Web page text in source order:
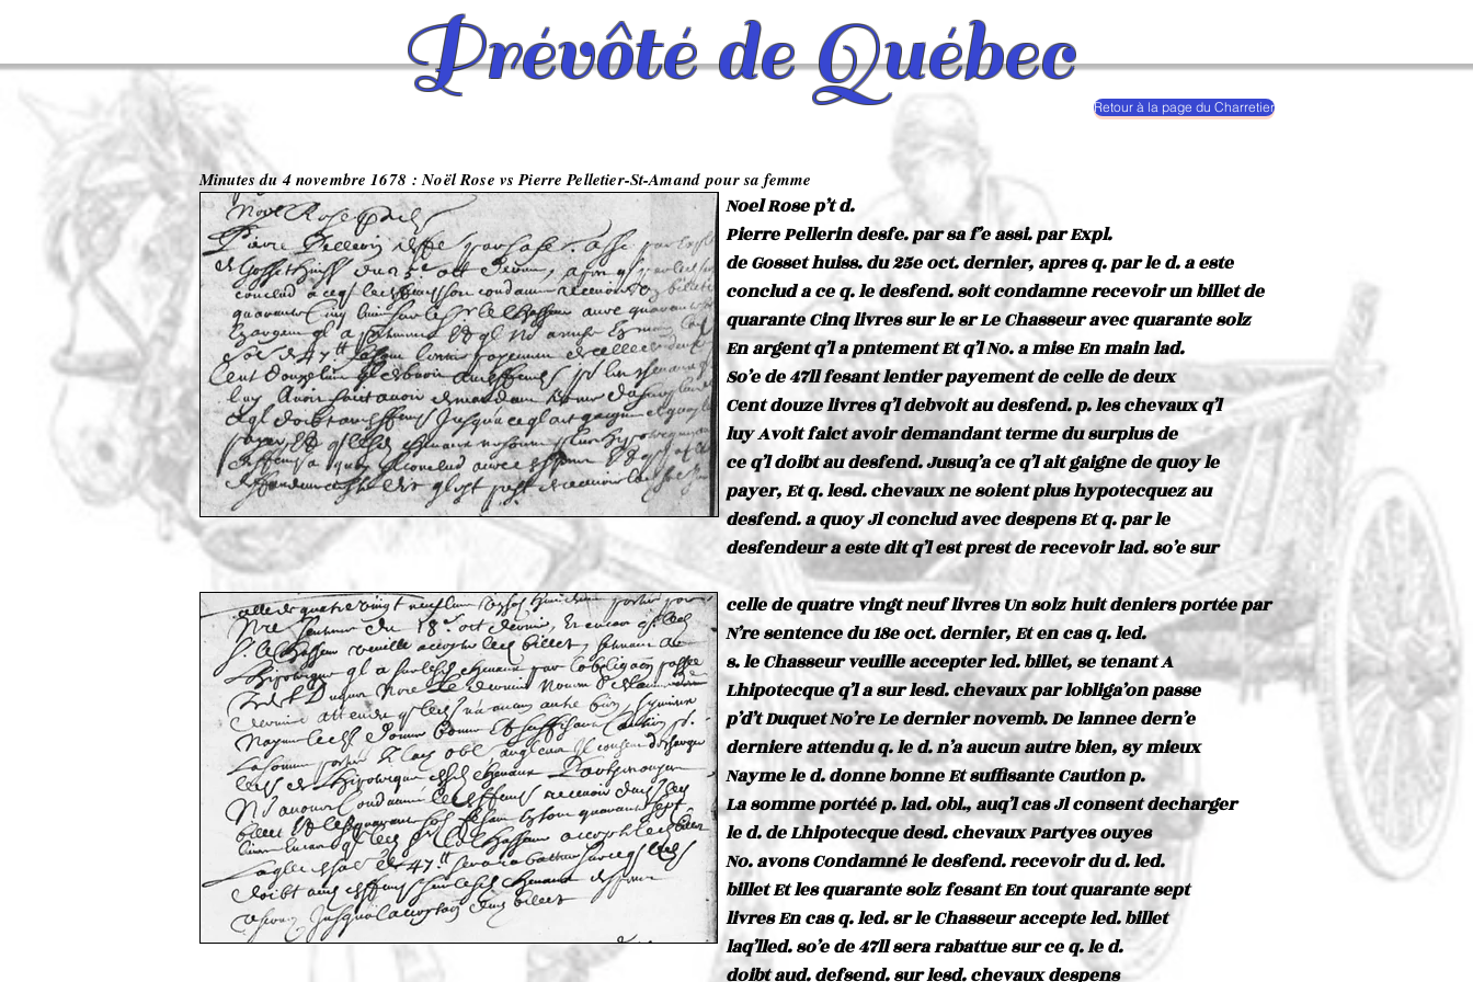
Prévôté de Québec
Retour à la page du Charretier
Minutes du 4 novembre 1678 : Noël Rose vs Pierre Pelletier-St-Amand pour sa femme
Noel Rose p’t d.
Pierre Pellerin desfe. par sa f’e assi. par Expl.
de Gosset huiss. du 25e oct. dernier, apres q. par le d. a este
conclud a ce q. le desfend. soit condamne recevoir un billet de
quarante Cinq livres sur le sr Le Chasseur avec quarante solz
En argent q’l a pntement Et q’l No. a mise En main lad.
So’e de 47ll fesant lentier payement de celle de deux
Cent douze livres q’l debvoit au desfend. p. les chevaux q’l
luy Avoit faict avoir demandant terme du surplus de
ce q’l doibt au desfend. Jusuq’a ce q’l ait gaigne de quoy le
payer, Et q. lesd. chevaux ne soient plus hypotecquez au
desfend. a quoy Jl conclud avec despens Et q. par le
desfendeur a este dit q’l est prest de recevoir lad. so’e sur
celle de quatre vingt neuf livres Un solz huit deniers portée par
N’re sentence du 18e oct. dernier, Et en cas q. led.
s. le Chasseur veuille accepter led. billet, se tenant A
Lhipotecque q’l a sur lesd. chevaux par lobliga’on passe
p’d’t Duquet No’re Le dernier novemb. De lannee dern’e
derniere attendu q. le d. n’a aucun autre bien, sy mieux
Nayme le d. donne bonne Et suffisante Caution p.
La somme portéé p. lad. obl., auq’l cas Jl consent decharger
le d. de Lhipotecque desd. chevaux Partyes ouyes
No. avons Condamné le desfend. recevoir du d. led.
billet Et les quarante solz fesant En tout quarante sept
livres En cas q. led. sr le Chasseur accepte led. billet
laq’lled. so’e de 47ll sera rabattue sur ce q. le d.
doibt aud. defsend. sur lesd. chevaux despens